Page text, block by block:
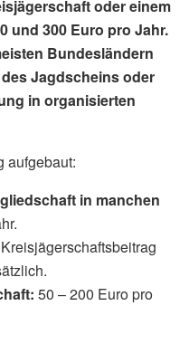
oder einem
und 300 Euro pro Jahr.
Bundesländern
Jagdscheins oder
in organisierten
aufgebaut:
in manchen
50 – 200 Euro pro